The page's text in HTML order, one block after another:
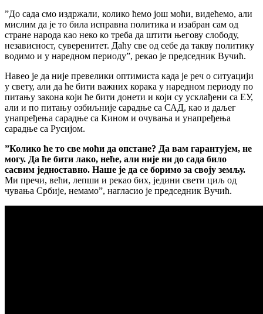
”До сада смо издржали, колико ћемо још моћи, видећемо, али
мислим да је то била исправна политика и изабран сам од
стране народа као неко ко треба да штити његову слободу,
независност, суверенитет. Даћу све од себе да такву политику
водимо и у наредном периоду”, рекао је председник Вучић.
Навео је да није превелики оптимиста када је реч о ситуацији
у свету, али да ће бити важних корака у наредном периоду по
питању закона који ће бити донети и који су усклађени са ЕУ,
али и по питању озбиљније сарадње са САД, као и даљег
унапређења сарадње са Кином и очувања и унапређења
сарадње са Русијом.
”Колико ће то све моћи да опстане? Да вам гарантујем, не
могу. Да ће бити лако, неће, али није ни до сада било
сасвим једноставно. Наше је да се боримо за своју земљу.
Ми пречи, већи, лепши и рекао бих, једини свети циљ од
чувања Србије, немамо”, нагласио је председник Вучић.